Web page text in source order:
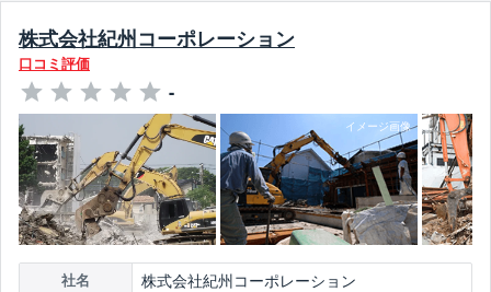
株式会社紀州コーポレーション
口コミ評価
-
社名 株式会社紀州コーポレーション